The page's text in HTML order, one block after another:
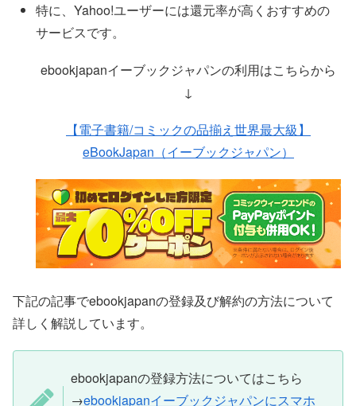
特に、Yahoo!ユーザーには還元率が高くおすすめの
サービスです。
ebookjapanイーブックジャパンの利用はこちらから
↓
【電子書籍/コミックの品揃え世界最大級】
eBookJapan（イーブックジャパン）
下記の記事でebookjapanの登録及び解約の方法について
詳しく解説しています。
ebookjapanの登録方法についてはこちら
→ebookjapanイーブックジャパンにスマホ